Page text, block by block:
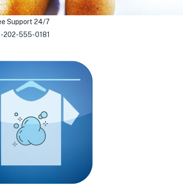
Support 24/7
202-555-0181